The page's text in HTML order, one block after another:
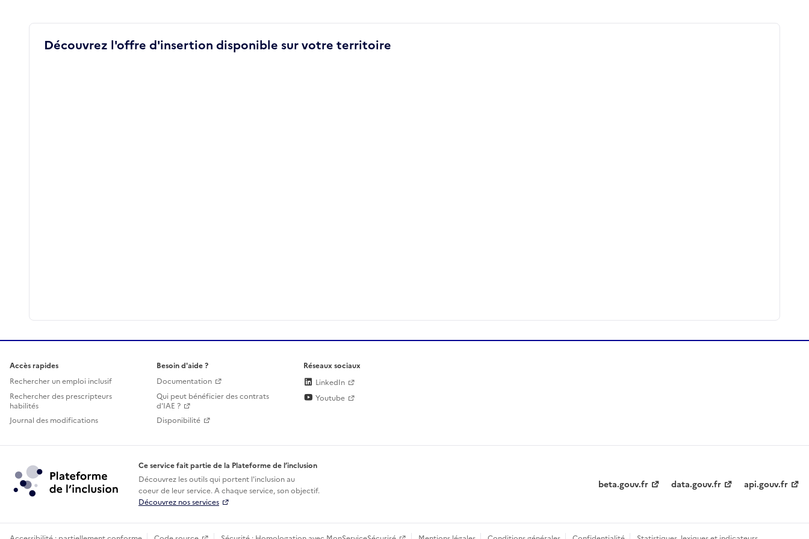
Découvrez l'offre d'insertion disponible sur votre territoire
Accès rapides
Rechercher un emploi inclusif
Rechercher des prescripteurs
habilités
Journal des modifications
Besoin d'aide ?
Documentation
Qui peut bénéficier des contrats
d'IAE ?
Disponibilité
Réseaux sociaux
LinkedIn
Youtube
Ce service fait partie de la Plateforme de l’inclusion
Découvrez les outils qui portent l'inclusion au
coeur de leur service. A chaque service, son objectif.
Découvrez nos services
beta.gouv.fr data.gouv.fr api.gouv.fr